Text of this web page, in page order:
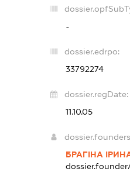
-
dossier.edrpo:
33792274
dossier.regDate:
11.10.05
БРАГІНА